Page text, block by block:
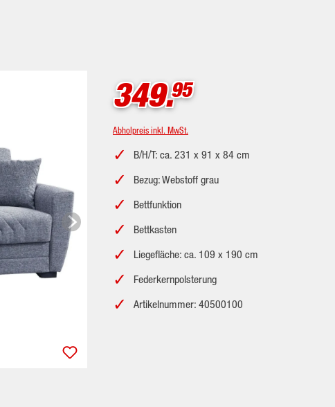
349.95
Abholpreis inkl. MwSt.
B/H/T: ca. 231 x 91 x 84 cm
Bezug: Webstoff grau
Bettfunktion
Bettkasten
Liegefläche: ca. 109 x 190 cm
Federkernpolsterung
Artikelnummer: 40500100